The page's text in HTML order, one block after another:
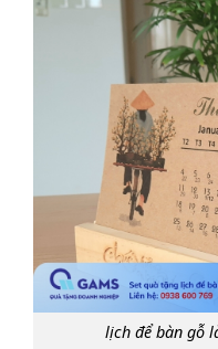
lịch để bàn gỗ